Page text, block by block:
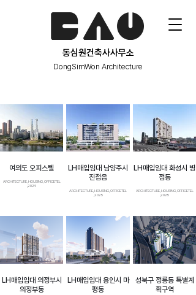
동심원건축사사무소
DongSimWon Architecture
동심원건축사사무소
DongSimWon Architecture
여의도 오피스텔
ARCHITECTURE, HOUSING, OFFICETEL
,2026
LH매입임대 남양주시
진접읍
ARCHITECTURE, HOUSING, OFFICETEL
,2025
LH매입임대 화성시 병
점동
ARCHITECTURE, HOUSING, OFFICETEL
,2025
LH매입임대 의정부시
의정부동
LH매입임대 용인시 마
평동
성북구 정릉동 특별계
획구역